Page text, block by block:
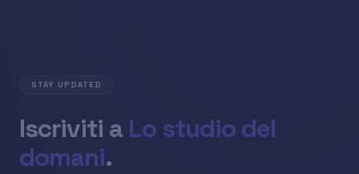
STAY UPDATED
Iscriviti a Lo studio del
domani.